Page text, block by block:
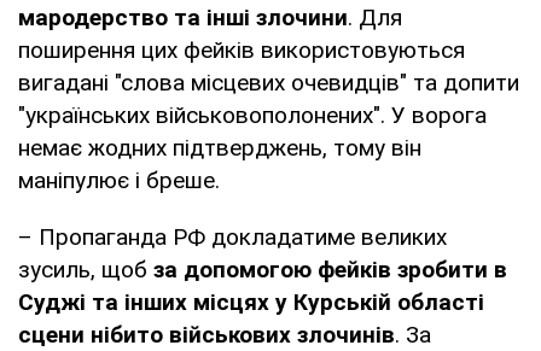
мародерство та інші злочини. Для
поширення цих фейків використовуються
вигадані "слова місцевих очевидців" та допити
"українських військовополонених". У ворога
немає жодних підтверджень, тому він
маніпулює і бреше.
– Пропаганда РФ докладатиме великих
зусиль, щоб за допомогою фейків зробити в
Суджі та інших місцях у Курській області
сцени нібито військових злочинів. За